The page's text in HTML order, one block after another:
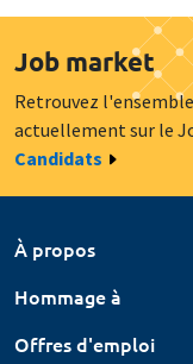
Job market
Retrouvez
actuellement sur le
Candidats
À propos
Hommage à
Offres d'emploi